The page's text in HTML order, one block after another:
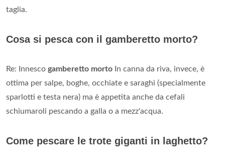
taglia.
Cosa si pesca con il gamberetto morto?
Re: Innesco gamberetto morto In canna da riva, invece, è
ottima per salpe, boghe, occhiate e saraghi (specialmente
sparlotti e testa nera) ma è appetita anche da cefali
schiumaroli pescando a galla o a mezz'acqua.
Come pescare le trote giganti in laghetto?